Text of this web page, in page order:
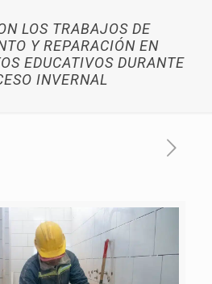
LOS TRABAJOS DE
Y REPARACIÓN EN
EDUCATIVOS DURANTE
INVERNAL